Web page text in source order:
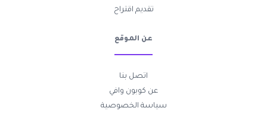
تقديم اقتراح
عن الموقع
اتصل بنا
عن كوبون وافي
سياسة الخصوصية